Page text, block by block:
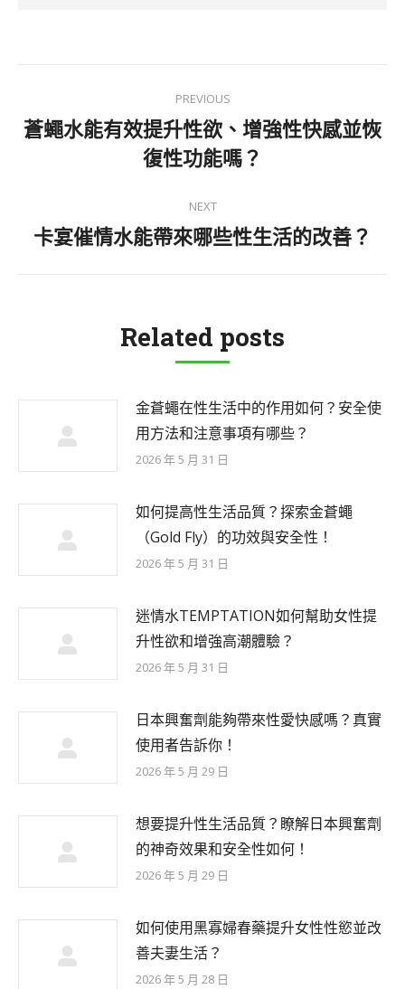
navigation
PREVIOUS
Previous
post:
蒼蠅水能有效提升性欲、增強性快感並恢
復性功能嗎？
NEXT
Next
卡宴催情水能帶來哪些性生活的改善？
Related posts
金蒼蠅在性生活中的作用如何？安全使
用方法和注意事項有哪些？
2026 年 5 月 31 日
如何提高性生活品質？探索金蒼蠅
（Gold Fly）的功效與安全性！
2026 年 5 月 31 日
迷情水TEMPTATION如何幫助女性提
升性欲和增強高潮體驗？
2026 年 5 月 31 日
日本興奮劑能夠帶來性愛快感嗎？真實
使用者告訴你！
2026 年 5 月 29 日
想要提升性生活品質？瞭解日本興奮劑
的神奇效果和安全性如何！
2026 年 5 月 29 日
如何使用黑寡婦春藥提升女性性慾並改
善夫妻生活？
2026 年 5 月 28 日